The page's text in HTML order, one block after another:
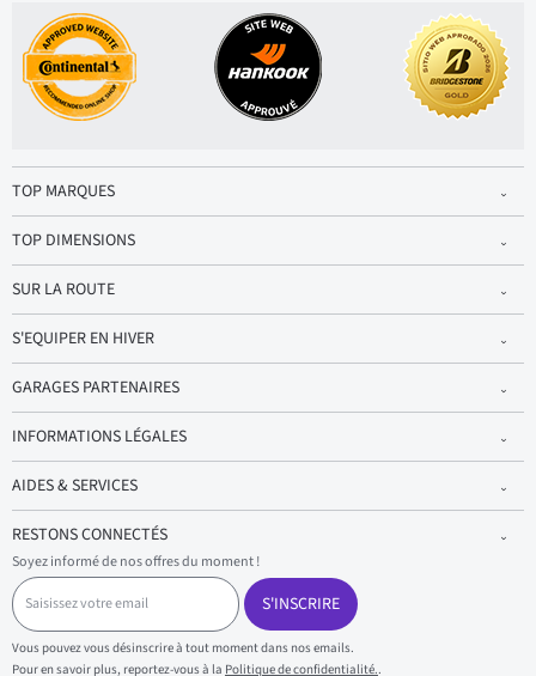
TOP MARQUES
TOP DIMENSIONS
SUR LA ROUTE
S'EQUIPER EN HIVER
GARAGES PARTENAIRES
INFORMATIONS LÉGALES
AIDES & SERVICES
RESTONS CONNECTÉS
Soyez informé de nos offres du moment !
S
a
i
s
i
S'INSCRIRE
Vous pouvez vous désinscrire à tout moment dans nos emails.
Pour en savoir plus, reportez-vous à la Politique de confidentialité..